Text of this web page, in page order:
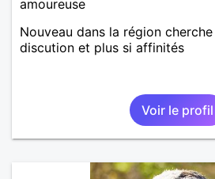
amoureuse
Nouveau dans la région
discution et plus si affinités
Voir le profil